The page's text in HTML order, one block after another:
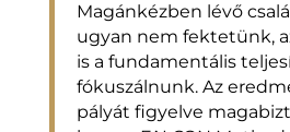
Magánkézben lévő
ugyan nem fektetünk,
is a fundamentális
fókuszálnunk. Az
pályát figyelve